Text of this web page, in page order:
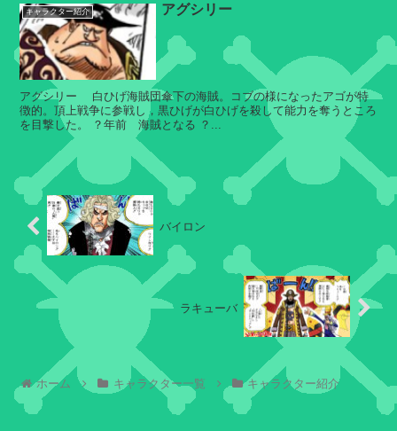
キ
ュ
ー
バ
ド
聖
マ
リ
ィ
ジ
ィ
ロ
フ
連
あ
る
麦
わ
そ
他
キャラクター紹介 アグシリー
アグシリー 白ひげ海賊団傘下の海賊。コブの様になったアゴが特
徴的。頂上戦争に参戦し，黒ひげが白ひげを殺して能力を奪うところ
を目撃した。 ？年前 海賊となる ？...
バイロン
ラキューバ
ホーム キャラクター一覧 キャラクター紹介